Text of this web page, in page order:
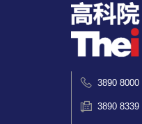
3890 8000
3890 8339